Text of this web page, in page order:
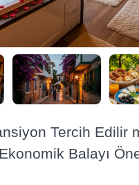
Tercih Edilir
Balayı